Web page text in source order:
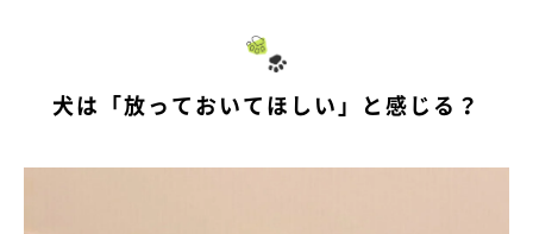
犬は「放っておいてほしい」と感じる？